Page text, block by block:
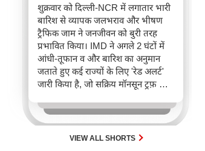
शुक्रवार को दिल्ली-NCR में लगातार भारी
बारिश से व्यापक जलभराव और भीषण
ट्रैफिक जाम ने जनजीवन को बुरी तरह
प्रभावित किया। IMD ने अगले 2 घंटों में
आंधी-तूफान व और बारिश का अनुमान
जताते हुए कई राज्यों के लिए 'रेड अलर्ट'
जारी किया है, जो सक्रिय मॉनसून ट्रफ़ और
जिससे यातायात बाधित होने के साथ-साथ
सफदरजंग अस्पताल में भी जलभराव की
स्थिति बनी।VIEW ALL SHORTS